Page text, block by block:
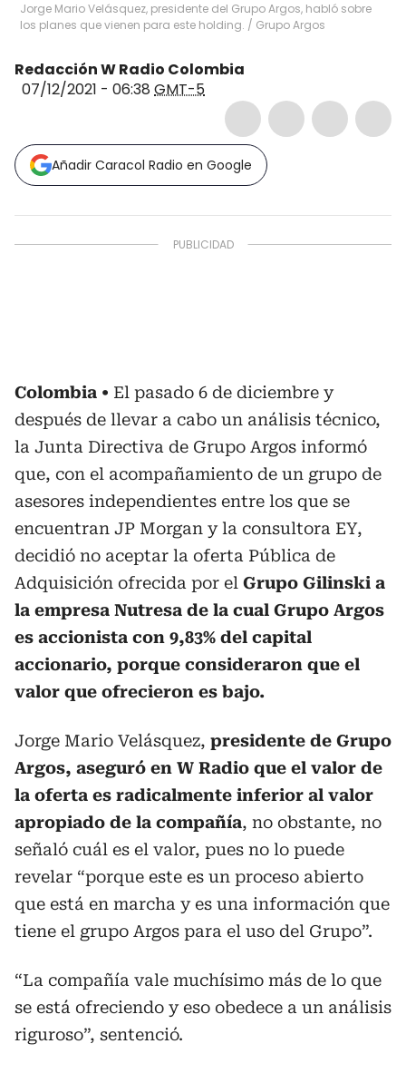
Jorge Mario Velásquez, presidente del Grupo Argos, habló sobre
los planes que vienen para este holding. / Grupo Argos
Redacción W Radio Colombia
07/12/2021 - 06:38 GMT-5
Añadir Caracol Radio en Google
Colombia
El pasado 6 de diciembre y
después de llevar a cabo un análisis técnico,
la Junta Directiva de Grupo Argos informó
que, con el acompañamiento de un grupo de
asesores independientes entre los que se
encuentran JP Morgan y la consultora EY,
decidió no aceptar la oferta Pública de
Adquisición ofrecida por el Grupo Gilinski a
la empresa Nutresa de la cual Grupo Argos
es accionista con 9,83% del capital
accionario, porque consideraron que el
valor que ofrecieron es bajo.
Jorge Mario Velásquez, presidente de Grupo
Argos, aseguró en W Radio que el valor de
la oferta es radicalmente inferior al valor
apropiado de la compañía, no obstante, no
señaló cuál es el valor, pues no lo puede
revelar “porque este es un proceso abierto
que está en marcha y es una información que
tiene el grupo Argos para el uso del Grupo”.
“La compañía vale muchísimo más de lo que
se está ofreciendo y eso obedece a un análisis
riguroso”, sentenció.